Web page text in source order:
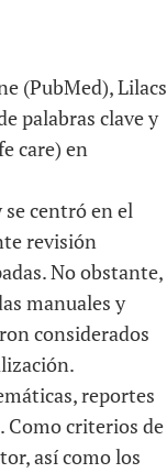
(PubMed), Lilacs
palabras clave y
care) en
centró en el
revisión
No obstante,
manuales y
considerados
reportes
Como criterios de
así como los